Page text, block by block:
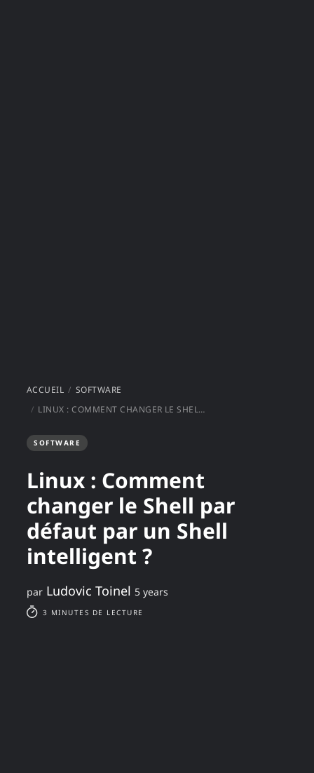
ACCUEIL
SOFTWARE
LINUX : COMMENT CHANGER LE SHELL PAR DÉFAUT PAR UN SHELL INTELLIGENT ?
SOFTWARE
Linux : Comment
changer le Shell par
défaut par un Shell
intelligent ?
par Ludovic Toinel 5 years
3 MINUTES DE LECTURE